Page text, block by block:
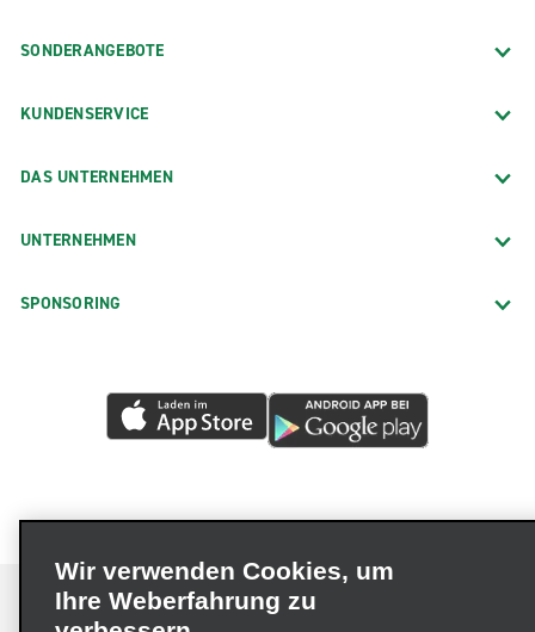
SONDERANGEBOTE
KUNDENSERVICE
DAS UNTERNEHMEN
UNTERNEHMEN
SPONSORING
Wir verwenden Cookies, um
Ihre Weberfahrung zu